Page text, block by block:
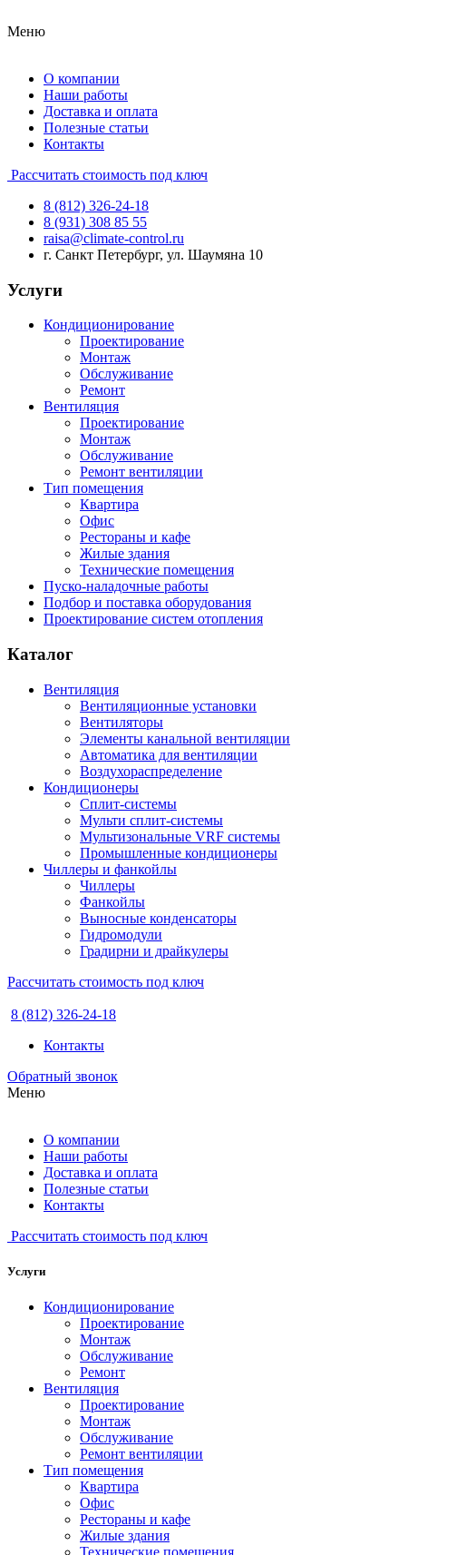
Меню
О компании
Наши работы
Доставка и оплата
Полезные статьи
Контакты
Рассчитать стоимость под ключ
8 (812) 326-24-18
8 (931) 308 85 55
raisa@climate-control.ru
г. Санкт Петербург, ул. Шаумяна 10
Услуги
Кондиционирование
Проектирование
Монтаж
Обслуживание
Ремонт
Вентиляция
Проектирование
Монтаж
Обслуживание
Ремонт вентиляции
Тип помещения
Квартира
Офис
Рестораны и кафе
Жилые здания
Технические помещения
Пуско-наладочные работы
Подбор и поставка оборудования
Проектирование систем отопления
Каталог
Вентиляция
Вентиляционные установки
Вентиляторы
Элементы канальной вентиляции
Автоматика для вентиляции
Воздухораспределение
Кондиционеры
Сплит-системы
Мульти сплит-системы
Мультизональные VRF системы
Промышленные кондиционеры
Чиллеры и фанкойлы
Чиллеры
Фанкойлы
Выносные конденсаторы
Гидромодули
Градирни и драйкулеры
Рассчитать стоимость под ключ
8 (812) 326-24-18
Контакты
Обратный звонок
Меню
О компании
Наши работы
Доставка и оплата
Полезные статьи
Контакты
Рассчитать стоимость под ключ
Услуги
Кондиционирование
Проектирование
Монтаж
Обслуживание
Ремонт
Вентиляция
Проектирование
Монтаж
Обслуживание
Ремонт вентиляции
Тип помещения
Квартира
Офис
Рестораны и кафе
Жилые здания